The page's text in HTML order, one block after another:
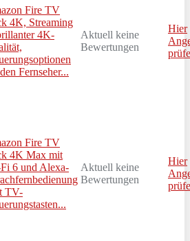
Fire TV
4K, Streaming
4K-
Fernseher...
Aktuell keine
Bewertungen
Hier
Fire TV
4K Max mit
6 und Alexa-
TV-
Aktuell keine
Bewertungen
Hier